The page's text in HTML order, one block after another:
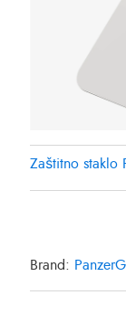
Zaštitno staklo
Brand: